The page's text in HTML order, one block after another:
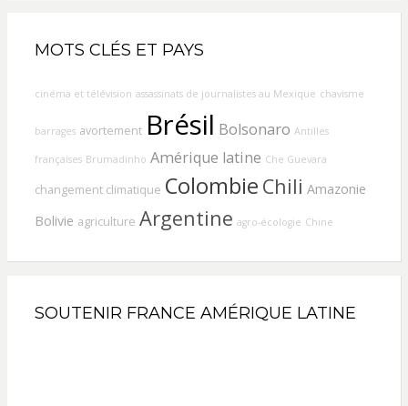
MOTS CLÉS ET PAYS
cinéma et télévision assassinats de journalistes au Mexique chavisme
barrages avortement Brésil Bolsonaro Antilles
françaises Brumadinho Amérique latine Che Guevara
changement climatique Colombie Chili Amazonie
Bolivie agriculture Argentine agro-écologie Chine
SOUTENIR FRANCE AMÉRIQUE LATINE